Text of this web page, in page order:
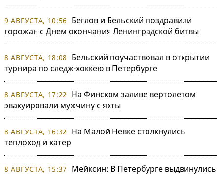
9 АВГУСТА, 10:56
Беглов и Бельский поздравили
горожан с Днем окончания Ленинградской битвы
8 АВГУСТА, 18:08
Бельский поучаствовал в открытии
турнира по следж-хоккею в Петербурге
8 АВГУСТА, 17:22
На Финском заливе вертолетом
эвакуировали мужчину с яхты
8 АВГУСТА, 16:32
На Малой Невке столкнулись
теплоход и катер
8 АВГУСТА, 15:37
Мейксин: В Петербурге выдвинулись